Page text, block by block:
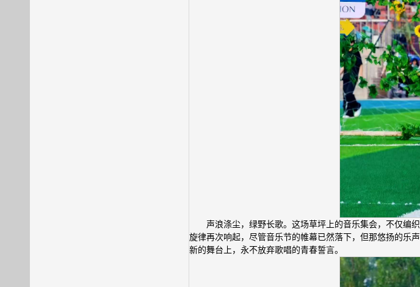
声浪涤尘，绿野长歌。这场草坪上的音乐集会，不仅编
旋律再次响起，尽管音乐节的帷幕已然落下，但那悠扬的乐
新的舞台上，永不放弃歌唱的青春誓言。